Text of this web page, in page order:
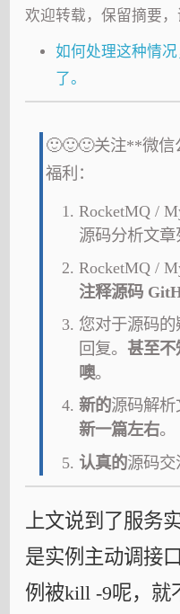
欢迎转载，保留摘要，
如何处理这种情
了。
🙂🙂🙂关注**微
福利：
RocketMQ /
源码分析文章
RocketMQ /
注释源码
您对于源码
回复。 甚至
噢。
新的源码解析
新一篇左右。
认真的源码交
上文说到了服务
是实例主动调接
例被kill -9呢，就